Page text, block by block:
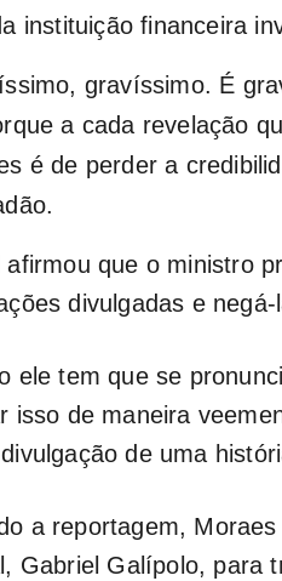
instituição financeira
gravíssimo. É
a cada revelação
é de perder a
afirmou que o ministro
divulgadas e
ele tem que se
isso de maneira
de uma
a reportagem,
Gabriel Galípolo, para